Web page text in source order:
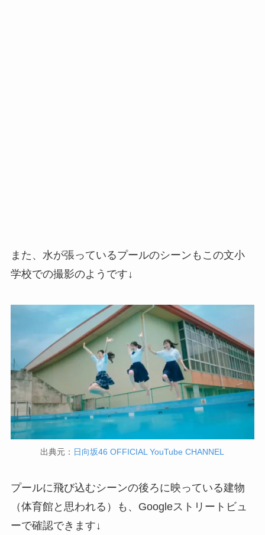
また、水が張っているプールのシーンもこの文小
学校での撮影のようです↓
出典元： 日向坂46 OFFICIAL YouTube CHANNEL
プールに飛び込むシーンの後ろに映っている建物
（体育館と思われる）も、Googleストリートビュ
ーで確認できます↓